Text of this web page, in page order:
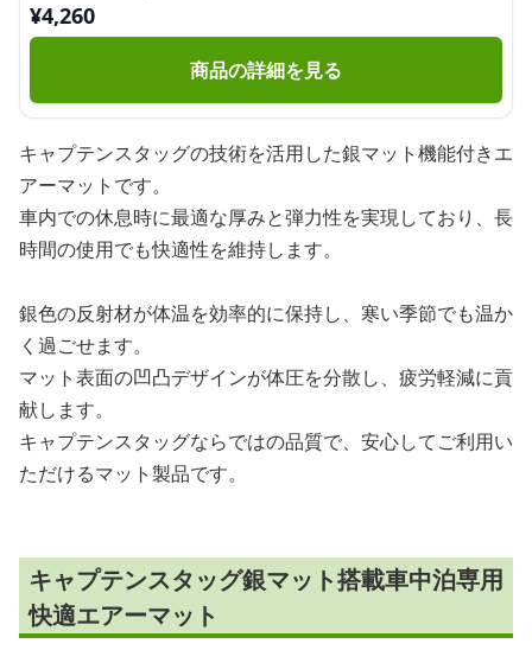
¥4,260
商品の詳細を見る
キャプテンスタッグの技術を活用した銀マット機能付きエ
アーマットです。
車内での休息時に最適な厚みと弾力性を実現しており、長
時間の使用でも快適性を維持します。
銀色の反射材が体温を効率的に保持し、寒い季節でも温か
く過ごせます。
マット表面の凹凸デザインが体圧を分散し、疲労軽減に貢
献します。
キャプテンスタッグならではの品質で、安心してご利用い
ただけるマット製品です。
キャプテンスタッグ銀マット搭載車中泊専用
快適エアーマット